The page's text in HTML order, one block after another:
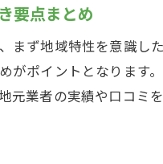
施工
要点まとめ
まず地域特性を意識し
がポイントとなります
元業者の実績や口コミ